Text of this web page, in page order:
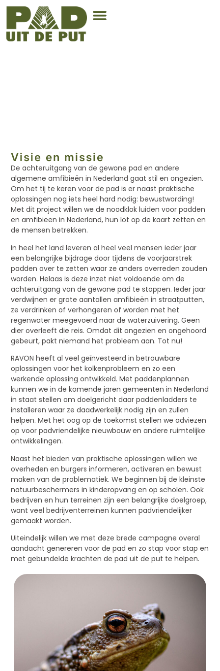
Visie en missie
De achteruitgang van de gewone pad en andere
algemene amfibieën in Nederland gaat stil en ongezien.
Om het tij te keren voor de pad is er naast praktische
oplossingen nog iets heel hard nodig: bewustwording!
Met dit project willen we de noodklok luiden voor padden
en amfibieën in Nederland, hun lot op de kaart zetten en
de mensen betrekken.
In heel het land leveren al heel veel mensen ieder jaar
een belangrijke bijdrage door tijdens de voorjaarstrek
padden over te zetten waar ze anders overreden zouden
worden. Helaas is deze inzet niet voldoende om de
achteruitgang van de gewone pad te stoppen. Ieder jaar
verdwijnen er grote aantallen amfibieën in straatputten,
ze verdrinken of verhongeren of worden met het
regenwater meegevoerd naar de waterzuivering. Geen
dier overleeft die reis. Omdat dit ongezien en ongehoord
gebeurt, pakt niemand het probleem aan. Tot nu!
RAVON heeft al veel geïnvesteerd in betrouwbare
oplossingen voor het kolkenprobleem en zo een
werkende oplossing ontwikkeld. Met paddenplannen
kunnen we in de komende jaren gemeenten in Nederland
in staat stellen om doelgericht daar paddenladders te
installeren waar ze daadwerkelijk nodig zijn en zullen
helpen. Met het oog op de toekomst stellen we adviezen
op voor padvriendelijke nieuwbouw en andere ruimtelijke
ontwikkelingen.
Naast het bieden van praktische oplossingen willen we
overheden en burgers informeren, activeren en bewust
maken van de problematiek. We beginnen bij de kleinste
natuurbeschermers in kinderopvang en op scholen. Ook
bedrijven en hun terreinen zijn een belangrijke doelgroep,
want veel bedrijventerreinen kunnen padvriendelijker
gemaakt worden.
Uiteindelijk willen we met deze brede campagne overal
aandacht genereren voor de pad en zo stap voor stap en
met gebundelde krachten de pad uit de put te helpen.